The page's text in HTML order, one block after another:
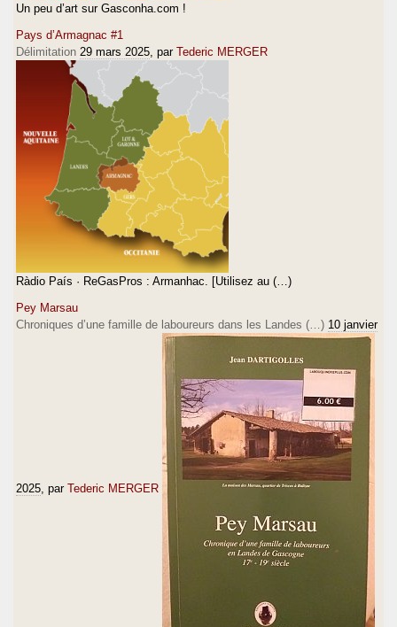
Un peu d’art sur Gasconha.com !
Pays d’Armagnac #1
Délimitation 29 mars 2025 , par Tederic MERGER
Ràdio País · ReGasPros : Armanhac. [Utilisez au (…)
Pey Marsau
Chroniques d’une famille de laboureurs dans les Landes (…) 10 janvier
2025 , par Tederic MERGER